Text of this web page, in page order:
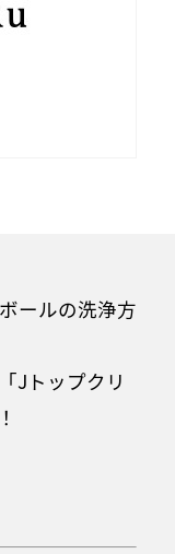
ールの洗浄方
Jトップクリ